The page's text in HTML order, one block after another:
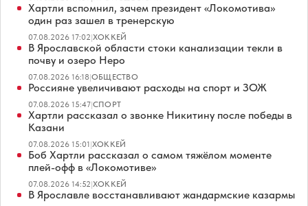
Хартли вспомнил, зачем президент «Локомотива»
один раз зашел в тренерскую
07.08.2026 17:02|ХОККЕЙ
В Ярославской области стоки канализации текли в
почву и озеро Неро
07.08.2026 16:18|ОБЩЕСТВО
Россияне увеличивают расходы на спорт и ЗОЖ
07.08.2026 15:47|СПОРТ
Хартли рассказал о звонке Никитину после победы в
Казани
07.08.2026 15:01|ХОККЕЙ
Боб Хартли рассказал о самом тяжёлом моменте
плей-офф в «Локомотиве»
07.08.2026 14:52|ХОККЕЙ
В Ярославле восстанавливают жандармские казармы